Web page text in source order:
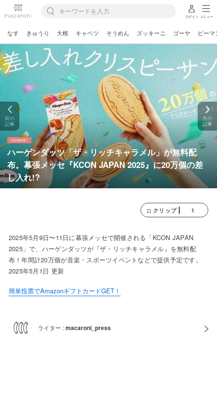
ログイン メニュー
なす きゅうり 大根 キャベツ そうめん ズッキーニ ゴーヤ ピーマ
ハーゲンダッツ「ザ・リッチキャラメル」が無料配
布。幕張メッセ『KCON JAPAN 2025』に20万個の差
し入れ!?
前の
記事
次の
記事
クリップ 1
2025年5月9日〜11日に幕張メッセで開催される「KCON JAPAN
2025」で、ハーゲンダッツが『ザ・リッチキャラメル』を無料配
布！年間計20万個が音楽・スポーツイベントなどで提供予定です。
2025年5月1日 更新
簡単投票でAmazonギフトカードGET！
ライター :macaroni_press